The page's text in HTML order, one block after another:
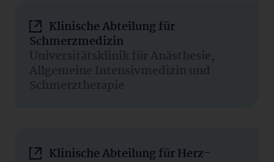
Klinische Abteilung für
Schmerzmedizin
Universitätsklinik für Anästhesie,
Allgemeine Intensivmedizin und
Schmerztherapie
Klinische Abteilung für Herz-